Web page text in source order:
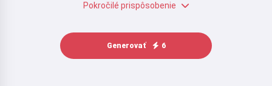
Pokročilé prispôsobenie
Generovať 6